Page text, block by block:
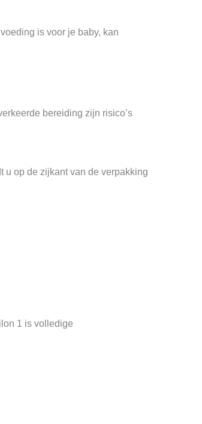
is voor je baby, kan
bereiding zijn risico’s
u op de zijkant van de verpakking
1 is volledige